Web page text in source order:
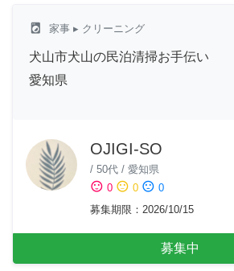
local_laundry_service 家事 ▸ クリーニング
犬山市犬山の民泊清掃お手伝い
愛知県
OJIGI-SO
/ 50代 / 愛知県
sentiment_satisfied 0 sentiment_neutral 0 sentiment_dissatisfied 0
募集期限 ： 2026/10/15
募集中